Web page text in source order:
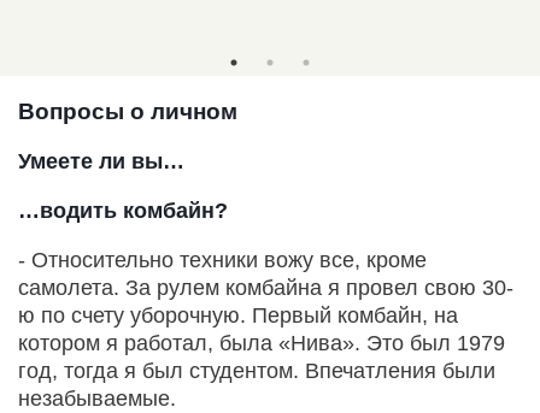
Вопросы о личном
Умеете ли вы…
…водить комбайн?
- Относительно техники вожу все, кроме
самолета. За рулем комбайна я провел свою 30-
ю по счету уборочную. Первый комбайн, на
котором я работал, была «Нива». Это был 1979
год, тогда я был студентом. Впечатления были
незабываемые.